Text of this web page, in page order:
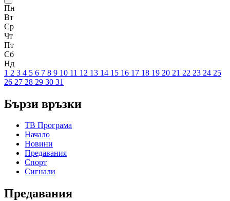
Пн
Вт
Ср
Чт
Пт
Сб
Нд
1 2 3 4 5 6 7 8 9 10 11 12 13 14 15 16 17 18 19 20 21 22 23 24 25
26 27 28 29 30 31
Бързи връзки
ТВ Програма
Начало
Новини
Предавания
Спорт
Сигнали
Предавания